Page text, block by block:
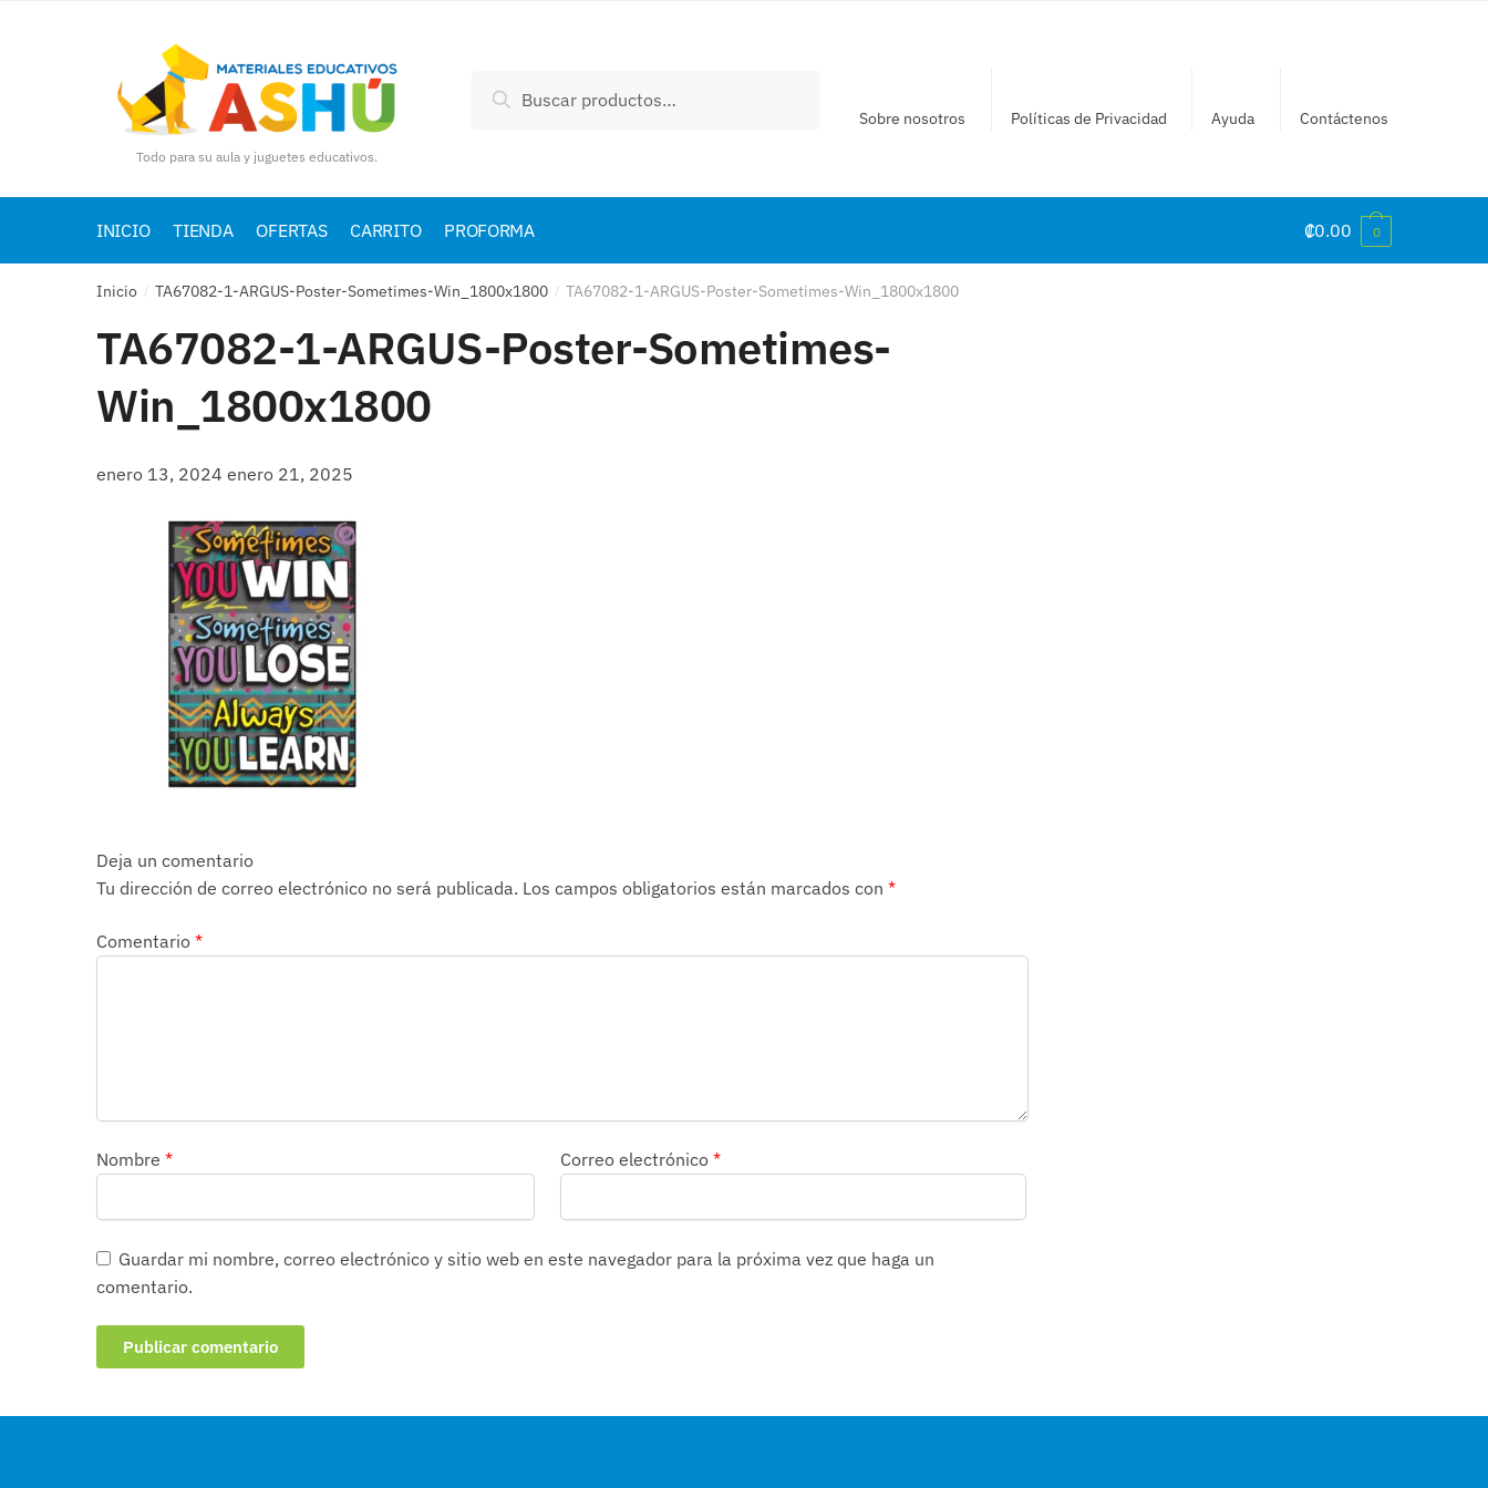
Todo para su aula y juguetes educativos.
por:
Buscar
Sobre nosotros Políticas de Privacidad Ayuda Contáctenos
INICIO TIENDA OFERTAS CARRITO PROFORMA ₡0.00 0
Inicio / TA67082-1-ARGUS-Poster-Sometimes-Win_1800x1800 / TA67082-1-ARGUS-Poster-Sometimes-Win_1800x1800
TA67082-1-ARGUS-Poster-Sometimes-
Win_1800x1800
enero 13, 2024 enero 21, 2025
Deja un comentario
Tu dirección de correo electrónico no será publicada. Los campos obligatorios están marcados con *
Comentario *
Nombre * Correo electrónico *
Guardar mi nombre, correo electrónico y sitio web en este navegador para la próxima vez que haga un
comentario.